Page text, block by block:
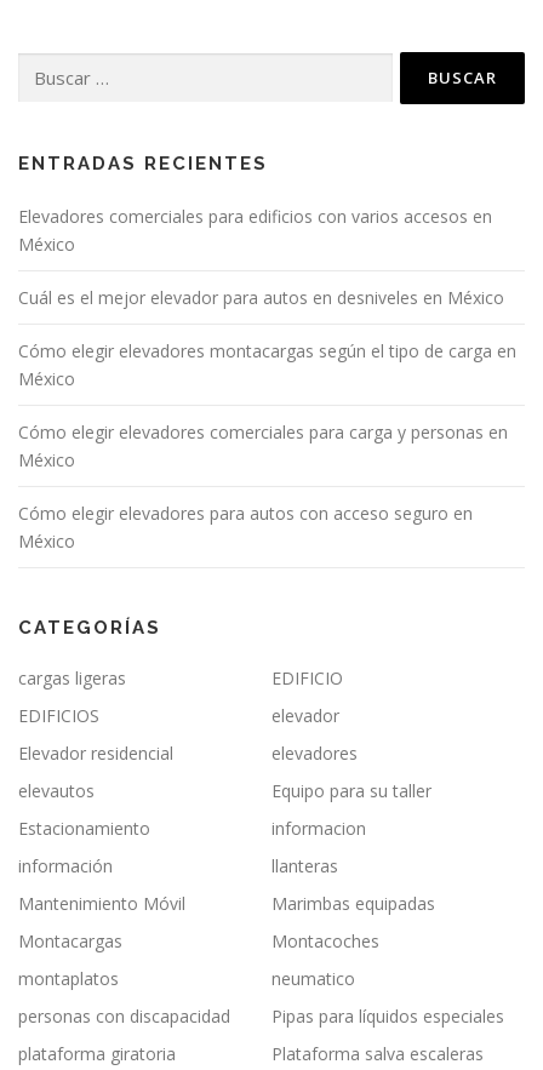
ENTRADAS RECIENTES
Elevadores comerciales para edificios con varios accesos en
México
Cuál es el mejor elevador para autos en desniveles en México
Cómo elegir elevadores montacargas según el tipo de carga en
México
Cómo elegir elevadores comerciales para carga y personas en
México
Cómo elegir elevadores para autos con acceso seguro en
México
CATEGORÍAS
cargas ligeras
EDIFICIO
EDIFICIOS
elevador
Elevador residencial
elevadores
elevautos
Equipo para su taller
Estacionamiento
informacion
información
llanteras
Mantenimiento Móvil
Marimbas equipadas
Montacargas
Montacoches
montaplatos
neumatico
personas con discapacidad
Pipas para líquidos especiales
plataforma giratoria
Plataforma salva escaleras